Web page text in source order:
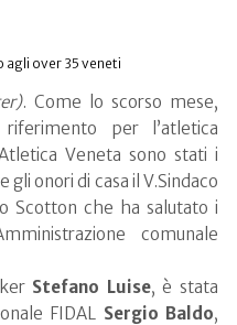
agli over 35 veneti
. Come lo scorso mese,
per l’atletica
Veneta sono stati i
onori di casa il V.Sindaco
Scotton che ha salutato i
comunale
Stefano Luise, è stata
FIDAL Sergio Baldo,